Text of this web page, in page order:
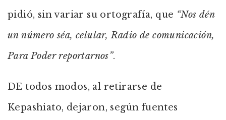
pidió, sin variar su ortografía, que “Nos dén
un número séa, celular, Radio de comunicación,
Para Poder reportarnos”.
DE todos modos, al retirarse de
Kepashiato, dejaron, según fuentes